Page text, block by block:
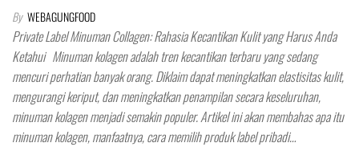
By WEBAGUNGFOOD
Private Label Minuman Collagen: Rahasia Kecantikan Kulit yang Harus Anda
Ketahui Minuman kolagen adalah tren kecantikan terbaru yang sedang
mencuri perhatian banyak orang. Diklaim dapat meningkatkan elastisitas kulit,
mengurangi keriput, dan meningkatkan penampilan secara keseluruhan,
minuman kolagen menjadi semakin populer. Artikel ini akan membahas apa itu
minuman kolagen, manfaatnya, cara memilih produk label pribadi…